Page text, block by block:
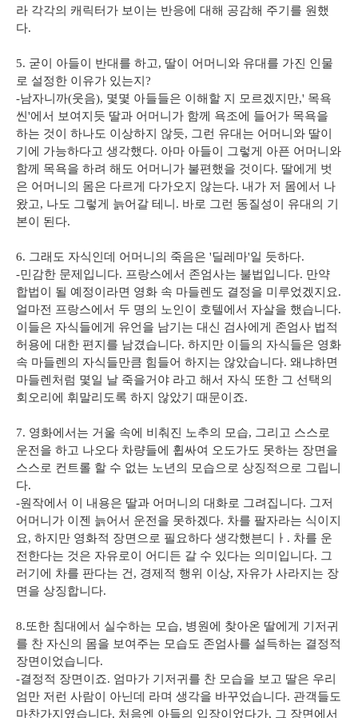
라 각각의 캐릭터가 보이는 반응에 대해 공감해 주기를 원했
다.
5. 굳이 아들이 반대를 하고, 딸이 어머니와 유대를 가진 인물
로 설정한 이유가 있는지?
-남자니까(웃음), 몇몇 아들들은 이해할 지 모르겠지만,' 목욕
씬'에서 보여지듯 딸과 어머니가 함께 욕조에 들어가 목욕을
하는 것이 하나도 이상하지 않듯, 그런 유대는 어머니와 딸이
기에 가능하다고 생각했다. 아마 아들이 그렇게 아픈 어머니와
함께 목욕을 하려 해도 어머니가 불편했을 것이다. 딸에게 벗
은 어머니의 몸은 다르게 다가오지 않는다. 내가 저 몸에서 나
왔고, 나도 그렇게 늙어갈 테니. 바로 그런 동질성이 유대의 기
본이 된다.
6. 그래도 자식인데 어머니의 죽음은 '딜레마'일 듯하다.
-민감한 문제입니다. 프랑스에서 존엄사는 불법입니다. 만약
합법이 될 예정이라면 영화 속 마들렌도 결정을 미루었겠지요.
얼마전 프랑스에서 두 명의 노인이 호텔에서 자살을 했습니다.
이들은 자식들에게 유언을 남기는 대신 검사에게 존엄사 법적
허용에 대한 편지를 남겼습니다. 하지만 이들의 자식들은 영화
속 마들렌의 자식들만큼 힘들어 하지는 않았습니다. 왜냐하면
마들렌처럼 몇일 날 죽을거야 라고 해서 자식 또한 그 선택의
회오리에 휘말리도록 하지 않았기 때문이죠.
7. 영화에서는 거울 속에 비춰진 노추의 모습, 그리고 스스로
운전을 하고 나오다 차량들에 휩싸여 오도가도 못하는 장면을
스스로 컨트롤 할 수 없는 노년의 모습으로 상징적으로 그립니
다.
-원작에서 이 내용은 딸과 어머니의 대화로 그려집니다. 그저
어머니가 이젠 늙어서 운전을 못하겠다. 차를 팔자라는 식이지
요, 하지만 영화적 장면으로 필요하다 생각했븐디ㅏ. 차를 운
전한다는 것은 자유로이 어디든 갈 수 있다는 의미입니다. 그
러기에 차를 판다는 건, 경제적 행위 이상, 자유가 사라지는 장
면을 상징합니다.
8.또한 침대에서 실수하는 모습, 병원에 찾아온 딸에게 기저귀
를 찬 자신의 몸을 보여주는 모습도 존엄사를 설득하는 결정적
장면이었습니다.
-결정적 장면이죠. 엄마가 기저귀를 찬 모습을 보고 딸은 우리
엄만 저런 사람이 아닌데 라며 생각을 바꾸었습니다. 관객들도
마찬가지였습니다. 처음엔 아들의 입장이었다가, 그 장면에서